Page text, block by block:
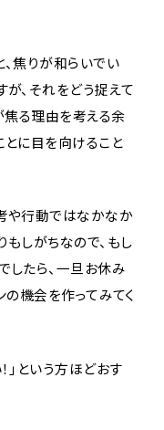
焦りが和らいでい
、それをどう捉えて
焦る理由を考える余
に目を向けること
や行動ではなかなか
しがちなので、もし
したら、一旦お休み
の機会を作ってみてく
」という方ほどおす